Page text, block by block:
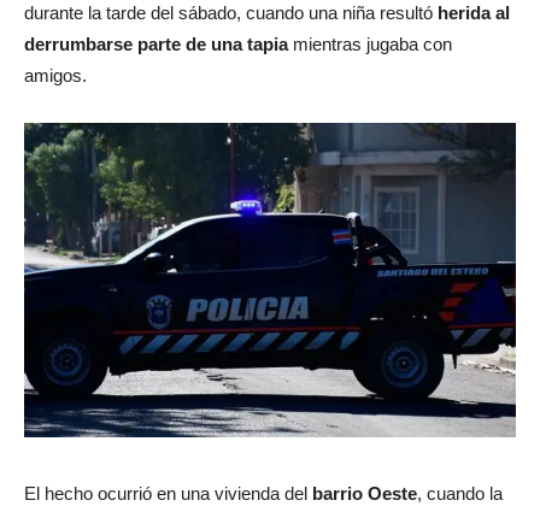
durante la tarde del sábado, cuando una niña resultó herida al
derrumbarse parte de una tapiamientras jugaba con
amigos.
El hecho ocurrió en una vivienda del barrio Oeste, cuando la